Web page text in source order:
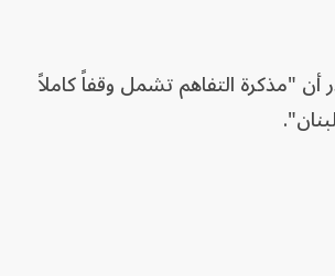
"مذكرة التفاهم تشمل وقفاً كاملاً